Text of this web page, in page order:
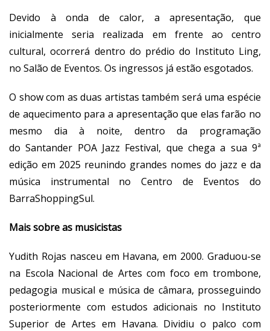
Devido à onda de calor, a apresentação, que
inicialmente seria realizada em frente ao centro
cultural, ocorrerá dentro do prédio do Instituto Ling,
no Salão de Eventos. Os ingressos já estão esgotados.
O show com as duas artistas também será uma espécie
de aquecimento para a apresentação que elas farão no
mesmo dia à noite, dentro da programação
do Santander POA Jazz Festival, que chega a sua 9ª
edição em 2025 reunindo grandes nomes do jazz e da
música instrumental no Centro de Eventos do
BarraShoppingSul.
Mais sobre as musicistas
Yudith Rojas nasceu em Havana, em 2000. Graduou-se
na Escola Nacional de Artes com foco em trombone,
pedagogia musical e música de câmara, prosseguindo
posteriormente com estudos adicionais no Instituto
Superior de Artes em Havana. Dividiu o palco com